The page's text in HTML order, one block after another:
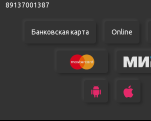
89137001387
Банковская карта Online